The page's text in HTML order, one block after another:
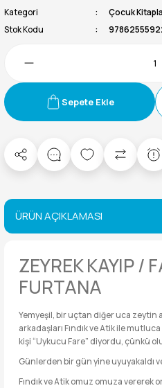
Kategori
Çocuk
Stok Kodu
Sepete Ekle
ÜRÜN AÇIKLAMASI
ZEYREK KAYIP /
FURTANA
Yemyeşil, bir uçtan diğer uca zeytin
arkadaşları Fındık ve Atik ile
kişi “Uykucu Fare” diyordu, çünkü
Günlerden bir gün yine uyuyakaldı
Fındık ve Atik omuz omuza vererek